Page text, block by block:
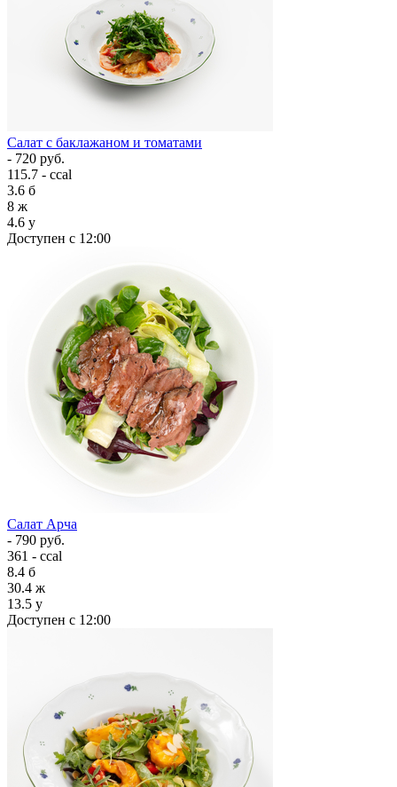
Салат с баклажаном и томатами
- 720 руб.
115.7 - ccal
3.6 б
8 ж
4.6 у
Доступен с 12:00
Салат Арча
- 790 руб.
361 - ccal
8.4 б
30.4 ж
13.5 у
Доступен с 12:00